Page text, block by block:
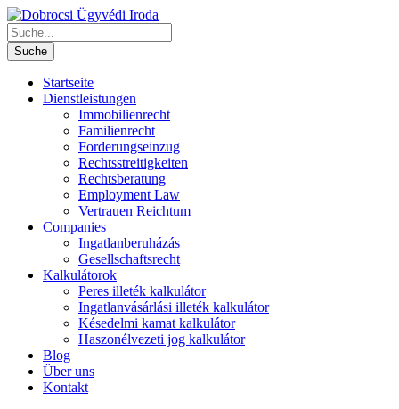
Startseite
Dienstleistungen
Immobilienrecht
Familienrecht
Forderungseinzug
Rechtsstreitigkeiten
Rechtsberatung
Employment Law
Vertrauen Reichtum
Companies
Ingatlanberuházás
Gesellschaftsrecht
Kalkulátorok
Peres illeték kalkulátor
Ingatlanvásárlási illeték kalkulátor
Késedelmi kamat kalkulátor
Haszonélvezeti jog kalkulátor
Blog
Über uns
Kontakt